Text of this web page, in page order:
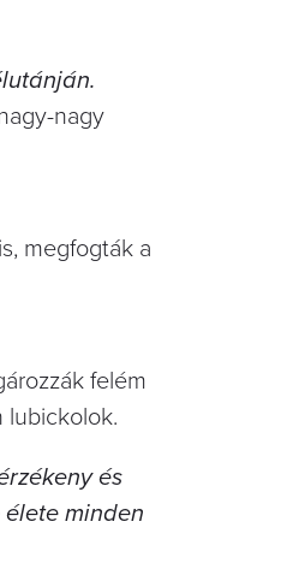
nagy
megfogták a
felém
lubickolok.
és
minden